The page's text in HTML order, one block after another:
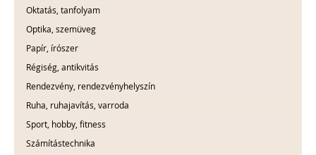
Oktatás, tanfolyam
Optika, szemüveg
Papír, írószer
Régiség, antikvitás
Rendezvény, rendezvényhelyszín
Ruha, ruhajavítás, varroda
Sport, hobby, fitness
Számítástechnika